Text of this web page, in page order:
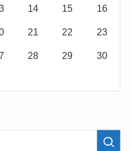
14 15 16
21 22 23
28 29 30